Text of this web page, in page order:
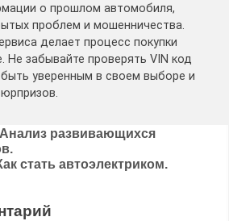
о прошлом автомобиля,
проблем и мошенничества.
делает процесс покупки
Не забывайте проверять VIN код
уверенным в своем выборе и
развивающихся
стать автоэлектриком.